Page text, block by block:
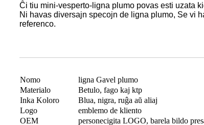
Ĉi tiu mini-vesperto-ligna plumo povas esti uzata
Ni havas diversajn specojn de ligna plumo, Se vi
referenco.
Nomo
ligna Gavel plumo
Materialo
Betulo, fago kaj ktp
Inka Koloro
Blua, nigra, ruĝa aŭ aliaj
Logo
emblemo de kliento
OEM
personecigita LOGO, barela bildo